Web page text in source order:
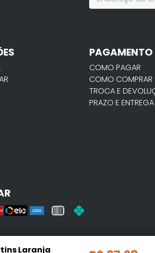
Laranja
PAGAMENTO
COMO PAGAR
COMO COMPRAR
TROCA E
PRAZO E ENTREGA